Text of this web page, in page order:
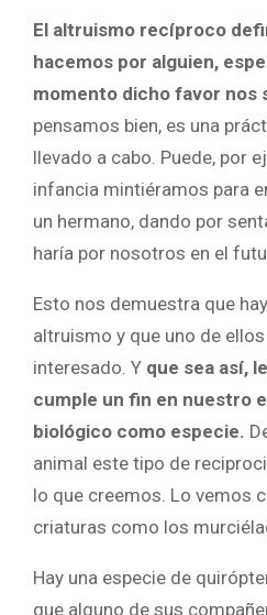
El altruismo recíproco
hacemos por alguien,
momento dicho favor nos
pensamos bien, es una
llevado a cabo. Puede, por
infancia mintiéramos para
un hermano, dando por
haría por nosotros en el
Esto nos demuestra que
altruismo y que uno de
interesado. Y que sea así,
cumple un fin en nuestro
biológico como especie.
animal este tipo de
lo que creemos. Lo vemos
criaturas como los
Hay una especie de
que alguno de sus